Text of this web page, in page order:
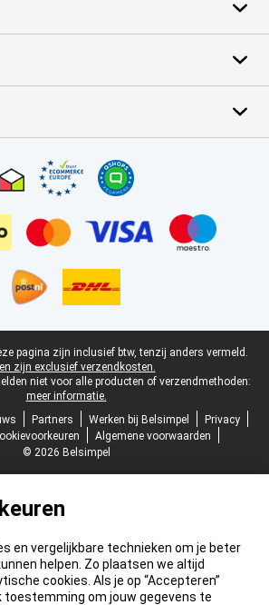
pagina zijn inclusief btw, tenzij anders vermeld.
zijn exclusief verzendkosten.
niet voor alle producten of verzendmethoden:
meer informatie.
Partners Werken bij Belsimpel
Privacy
Algemene voorwaarden
© 2026 Belsimpel
en vergelijkbare technieken om je beter
helpen. Zo plaatsen we altijd
cookies. Als je op “Accepteren”
toestemming om jouw gegevens te